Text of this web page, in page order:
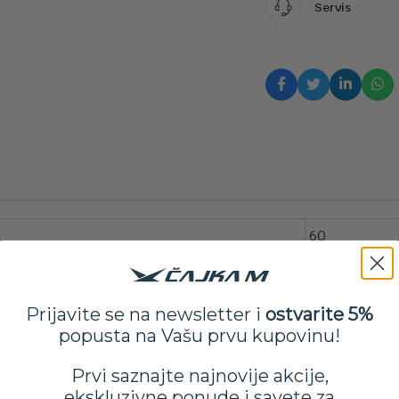
Servis
60
Zimska
Uniroyal
225
Prijavite se na newsletter i ostvarite 5%
popusta na Vašu prvu kupovinu!
Prvi saznajte najnovije akcije,